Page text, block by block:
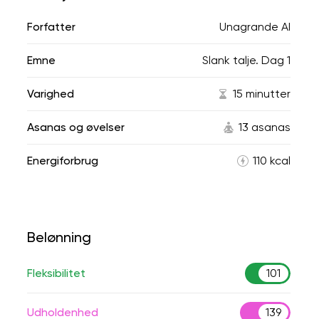
Forfatter Unagrande AI
Emne Slank talje. Dag 1
Varighed 15 minutter
Asanas og øvelser 13 asanas
Energiforbrug 110 kcal
Belønning
Fleksibilitet 101
Udholdenhed 139